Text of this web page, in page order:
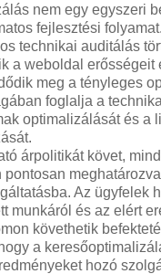
nem egy egyszeri
fejlesztési
technikai auditálás
a weboldal erősségeit
meg a tényleges
foglalja a
optimalizálását és a
árpolitikát követ,
pontosan
Az ügyfelek
munkáról és az elért
követhetik
a
hozó